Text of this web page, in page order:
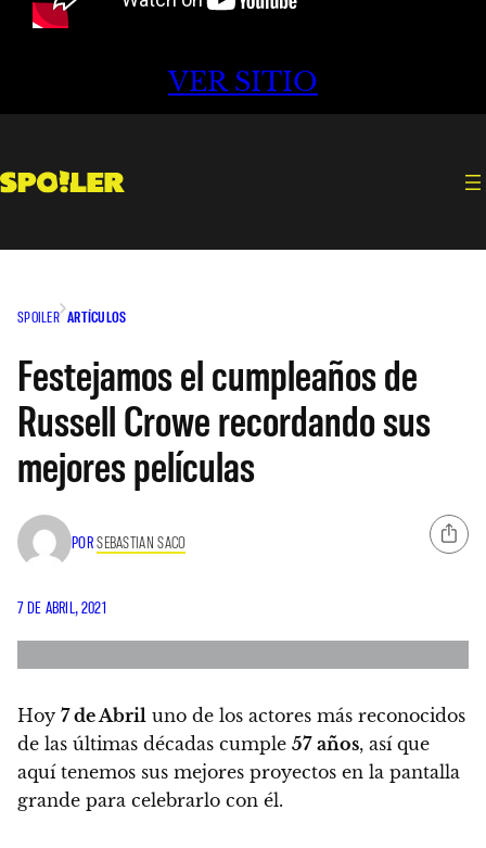
VER SITIO
SPOILER ARTÍCULOS
Festejamos el cumpleaños de
Russell Crowe recordando sus
mejores películas
PORSEBASTIAN SACO
7 DE ABRIL, 2021
Hoy 7 de Abril uno de los actores más reconocidos
de las últimas décadas cumple 57 años, así que
aquí tenemos sus mejores proyectos en la pantalla
grande para celebrarlo con él.